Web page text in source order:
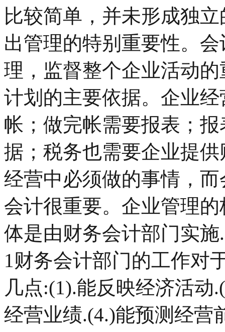
比较简单，并未形成独
出管理的特别重要性。
理，监督整个企业活动
计划的主要依据。企业
帐；做完帐需要报表；
据；税务也需要企业提
经营中必须做的事情，
会计很重要。企业管理
体是由财务会计部门实施.
1财务会计部门的工作对
几点:(1).能反映经济活动
经营业绩.(4.)能预测经营